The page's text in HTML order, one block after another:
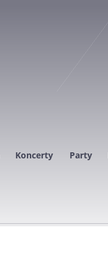
Koncerty Party